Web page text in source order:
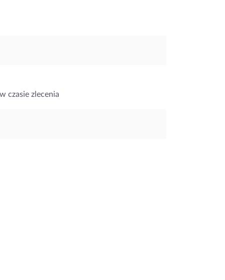
czasie zlecenia